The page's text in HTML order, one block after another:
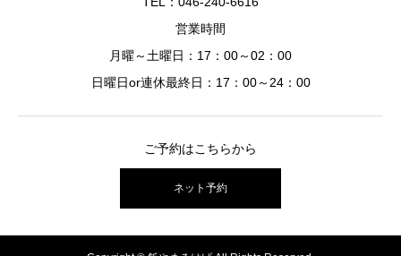
営業時間
月曜～土曜日：17：00～02：00
日曜日or連休最終日：17：00～24：00
ご予約はこちらから
ネット予約